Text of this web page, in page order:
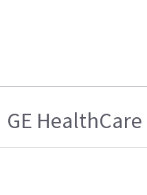
GE HealthCare